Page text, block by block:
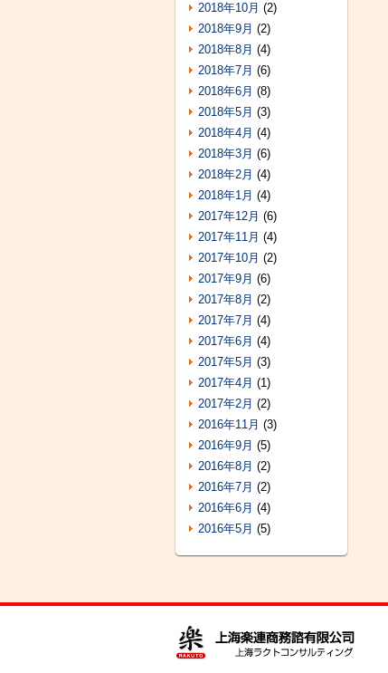
2018年10月 (2)
2018年9月 (2)
2018年8月 (4)
2018年7月 (6)
2018年6月 (8)
2018年5月 (3)
2018年4月 (4)
2018年3月 (6)
2018年2月 (4)
2018年1月 (4)
2017年12月 (6)
2017年11月 (4)
2017年10月 (2)
2017年9月 (6)
2017年8月 (2)
2017年7月 (4)
2017年6月 (4)
2017年5月 (3)
2017年4月 (1)
2017年2月 (2)
2016年11月 (3)
2016年9月 (5)
2016年8月 (2)
2016年7月 (2)
2016年6月 (4)
2016年5月 (5)